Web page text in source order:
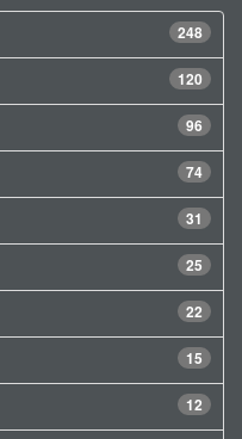
248
120
96
74
31
25
22
15
12